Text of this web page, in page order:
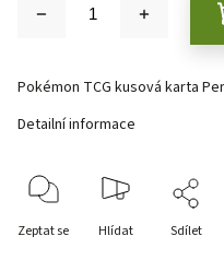
Pokémon TCG kusová karta
Detailní informace
Zeptat se Hlídat Sdílet